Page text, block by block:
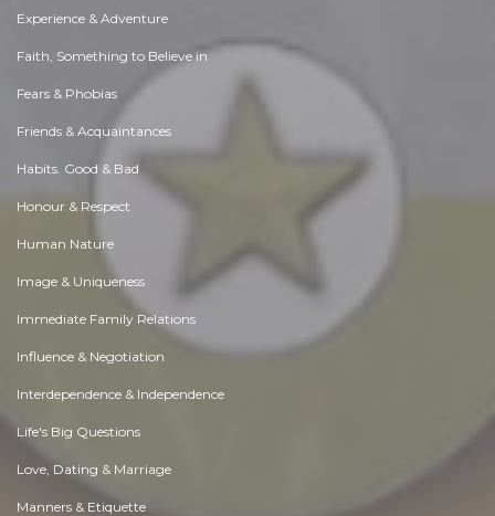
Experience & Adventure
Faith, Something to Believe in
Fears & Phobias
Friends & Acquaintances
Habits. Good & Bad
Honour & Respect
Human Nature
Image & Uniqueness
Immediate Family Relations
Influence & Negotiation
Interdependence & Independence
Life's Big Questions
Love, Dating & Marriage
Manners & Etiquette